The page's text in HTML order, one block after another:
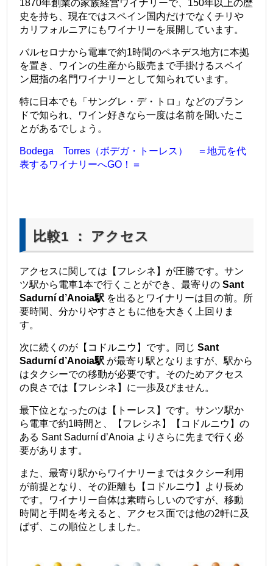
1870年創業の家族経営ワイナリーで、150年以上の歴
史を持ち、現在ではスペイン国内だけでなくチリや
カリフォルニアにもワイナリーを展開しています。
バルセロナから電車で約1時間のペネデス地方に本拠
を置き、ワインの生産から販売まで手掛けるスペイ
ン屈指の名門ワイナリーとして知られています。
特に日本でも「サングレ・デ・トロ」などのブラン
ドで知られ、ワイン好きなら一度は名前を聞いたこ
とがあるでしょう。
Bodega Torres（ボデガ・トーレス） ＝地元を代
表するワイナリーへGO！＝
比較1 ： アクセス
アクセスに関しては【フレシネ】が圧勝です。サン
ツ駅から電車1本で行くことができ、最寄りのSant
Sadurní d’Anoia駅 を出るとワイナリーは目の前。所
要時間、分かりやすさともに他を大きく上回りま
す。
次に続くのが【コドルニウ】です。同じSant
Sadurní d’Anoia駅 が最寄り駅となりますが、駅から
はタクシーでの移動が必要です。そのためアクセス
の良さでは【フレシネ】に一歩及びません。
最下位となったのは【トーレス】です。サンツ駅か
ら電車で約1時間と、【フレシネ】【コドルニウ】の
ある Sant Sadurní d’Anoia よりさらに先まで行く必
要があります。
また、最寄り駅からワイナリーまではタクシー利用
が前提となり、その距離も【コドルニウ】より長め
です。ワイナリー自体は素晴らしいのですが、移動
時間と手間を考えると、アクセス面では他の2軒に及
ばず、この順位としました。